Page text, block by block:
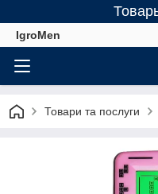
IgroMen
Товари та послуги